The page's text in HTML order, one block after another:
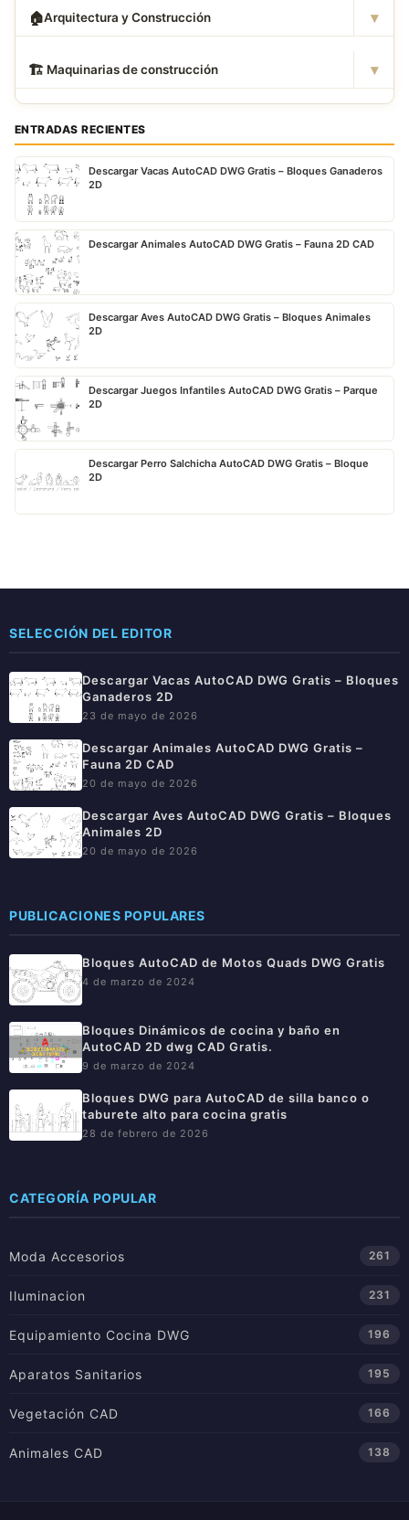
🏠Arquitectura y Construcción ▾
🏗 ️ Maquinarias de construcción ▾
ENTRADAS RECIENTES
Descargar Vacas AutoCAD DWG Gratis – Bloques Ganaderos
2D
Descargar Animales AutoCAD DWG Gratis – Fauna 2D CAD
Descargar Aves AutoCAD DWG Gratis – Bloques Animales
2D
Descargar Juegos Infantiles AutoCAD DWG Gratis – Parque
2D
Descargar Perro Salchicha AutoCAD DWG Gratis – Bloque
2D
SELECCIÓN DEL EDITOR
Descargar Vacas AutoCAD DWG Gratis – Bloques
Ganaderos 2D
23 de mayo de 2026
Descargar Animales AutoCAD DWG Gratis –
Fauna 2D CAD
20 de mayo de 2026
Descargar Aves AutoCAD DWG Gratis – Bloques
Animales 2D
20 de mayo de 2026
PUBLICACIONES POPULARES
Bloques AutoCAD de Motos Quads DWG Gratis
4 de marzo de 2024
Bloques Dinámicos de cocina y baño en
AutoCAD 2D dwg CAD Gratis.
9 de marzo de 2024
Bloques DWG para AutoCAD de silla banco o
taburete alto para cocina gratis
28 de febrero de 2026
CATEGORÍA POPULAR
Moda Accesorios 261
Iluminacion 231
Equipamiento Cocina DWG 196
Aparatos Sanitarios 195
Vegetación CAD 166
Animales CAD 138